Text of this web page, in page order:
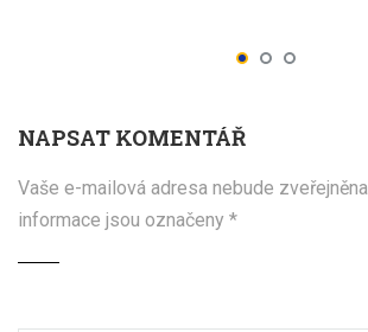
NAPSAT KOMENTÁŘ
Vaše e-mailová adresa nebude zveřejněna.
informace jsou označeny *